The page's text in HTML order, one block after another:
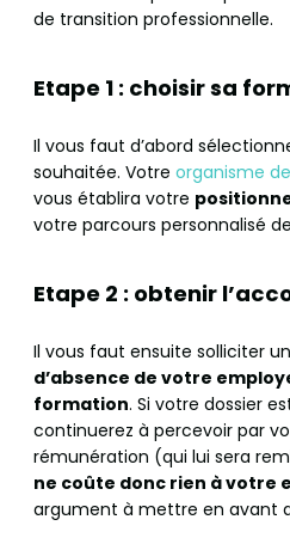
de transition professionnelle.
Etape 1 : choisir sa
Il vous faut d’abord
souhaitée. Votre organisme
vous établira votre
votre parcours personnalisé
Etape 2 : obtenir
Il vous faut ensuite solliciter
d’absence de votre
formation. Si votre dossier
continuerez à percevoir par
rémunération (qui lui sera
ne coûte donc rien à votre
argument à mettre en avant